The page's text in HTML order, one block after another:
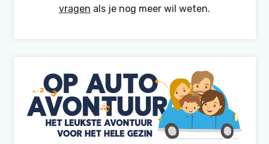
vragen als je nog meer wil weten.